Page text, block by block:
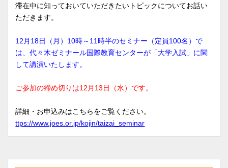
滞在中に知っておいていただきたいトピックについてお話い
ただきます。
12月18日（月）10時～11時半のセミナー（定員100名）で
は、代々木ゼミナール国際教育センターが「大学入試」に関
して講演いたします。
ご参加の締め切りは12月13日（水）です。
詳細・お申込みはこちらをご覧ください。
ttps://www.joes.or.jp/kojin/taizai_seminar